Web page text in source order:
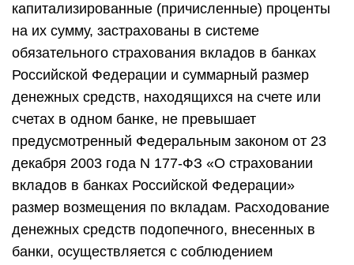
капитализированные (причисленные) проценты
на их сумму, застрахованы в системе
обязательного страхования вкладов в банках
Российской Федерации и суммарный размер
денежных средств, находящихся на счете или
счетах в одном банке, не превышает
предусмотренный Федеральным законом от 23
декабря 2003 года N 177-ФЗ «О страховании
вкладов в банках Российской Федерации»
размер возмещения по вкладам. Расходование
денежных средств подопечного, внесенных в
банки, осуществляется с соблюдением